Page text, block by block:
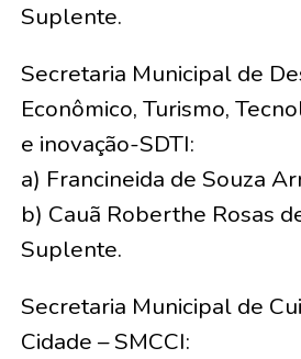
Suplente.
Secretaria Municipal de
Econômico, Turismo,
e inovação-SDTI:
a) Francineida de Souza
b) Cauã Roberthe Rosas
Suplente.
Secretaria Municipal de
Cidade – SMCCI: